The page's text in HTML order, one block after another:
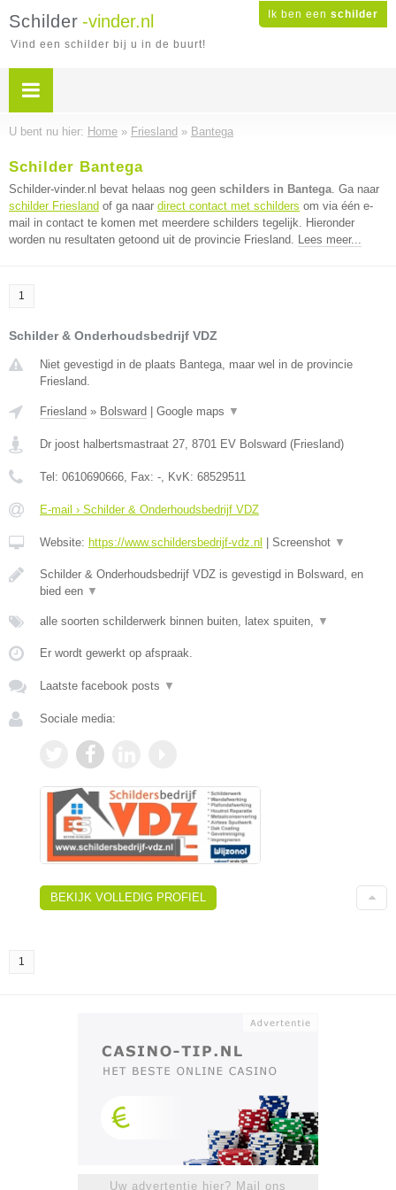
Ik ben een schilder
Schilder -vinder.nl
Vind een schilder bij u in de buurt!
U bent nu hier: Home » Friesland » Bantega
Schilder Bantega
Schilder-vinder.nl bevat helaas nog geen schilders in Bantega. Ga naar
schilder Friesland of ga naar direct contact met schilders om via één e-
mail in contact te komen met meerdere schilders tegelijk. Hieronder
worden nu resultaten getoond uit de provincie Friesland. Lees meer...
1
Schilder & Onderhoudsbedrijf VDZ
Niet gevestigd in de plaats Bantega, maar wel in de provincie
Friesland.
Friesland » Bolsward Google maps ▼
Dr joost halbertsmastraat 27, 8701 EV Bolsward (Friesland)
Tel: 0610690666, Fax: -, KvK: 68529511
E-mail › Schilder & Onderhoudsbedrijf VDZ
Website: https://www.schildersbedrijf-vdz.nl Screenshot ▼
Schilder & Onderhoudsbedrijf VDZ is gevestigd in Bolsward, en
bied een ▼
alle soorten schilderwerk binnen buiten, latex spuiten, ▼
Er wordt gewerkt op afspraak.
Laatste facebook posts ▼
Sociale media:
BEKIJK VOLLEDIG PROFIEL
1
Uw advertentie hier? Mail ons